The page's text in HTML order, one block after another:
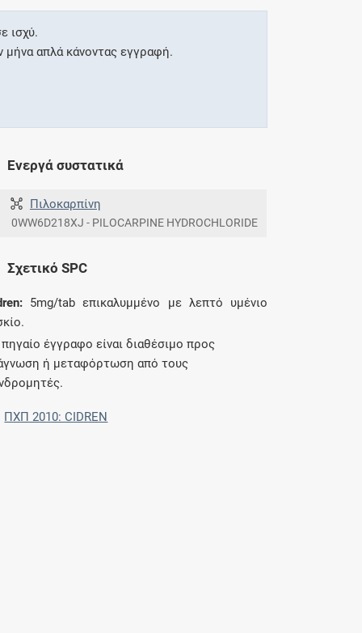
ισχύ.
μήνα απλά κάνοντας εγγραφή.
Ενεργά συστατικά
Πιλοκαρπίνη
0WW6D218XJ - PILOCARPINE HYDROCHLORIDE
Σχετικό SPC
5mg/tab επικαλυμμένο με λεπτό υμένιο
έγγραφο είναι διαθέσιμο προς
ή μεταφόρτωση από τους
ΠΧΠ 2010: CIDREN